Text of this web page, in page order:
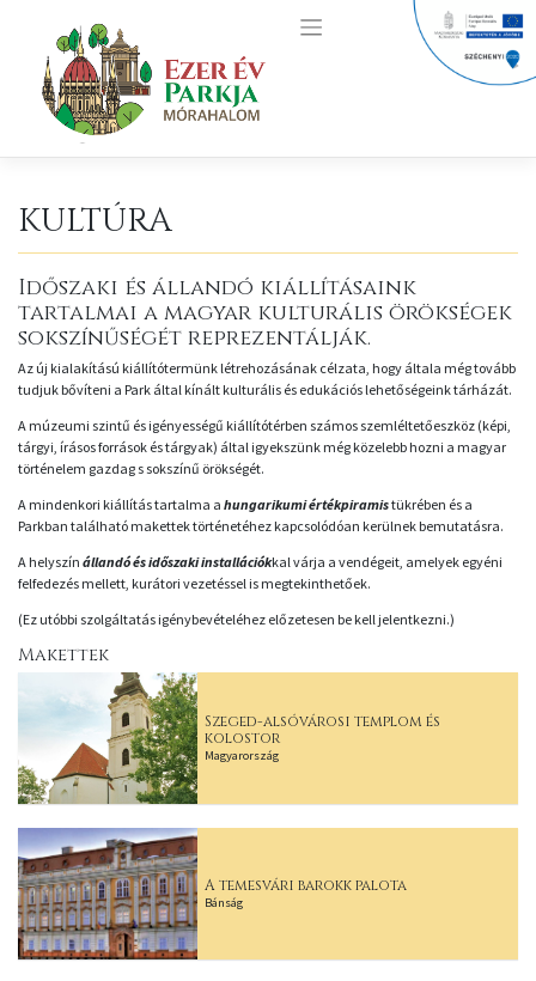
content
KULTÚRA
Időszaki és állandó kiállításaink
tartalmai a magyar kulturális örökségek
sokszínűségét reprezentálják.
Az új kialakítású kiállítótermünk létrehozásának célzata, hogy általa még tovább
tudjuk bővíteni a Park által kínált kulturális és edukációs lehetőségeink tárházát.
A múzeumi szintű és igényességű kiállítótérben számos szemléltetőeszköz (képi,
tárgyi, írásos források és tárgyak) által igyekszünk még közelebb hozni a magyar
történelem gazdag s sokszínű örökségét.
A mindenkori kiállítás tartalma a hungarikumi értékpiramistükrében és a
Parkban található makettek történetéhez kapcsolódóan kerülnek bemutatásra.
A helyszín állandó és időszaki installációkkal várja a vendégeit, amelyek egyéni
felfedezés mellett, kurátori vezetéssel is megtekinthetőek.
(Ez utóbbi szolgáltatás igénybevételéhez előzetesen be kell jelentkezni.)
Makettek
Szeged-alsóvárosi templom és
kolostor
Magyarország
A temesvári barokk palota
Bánság